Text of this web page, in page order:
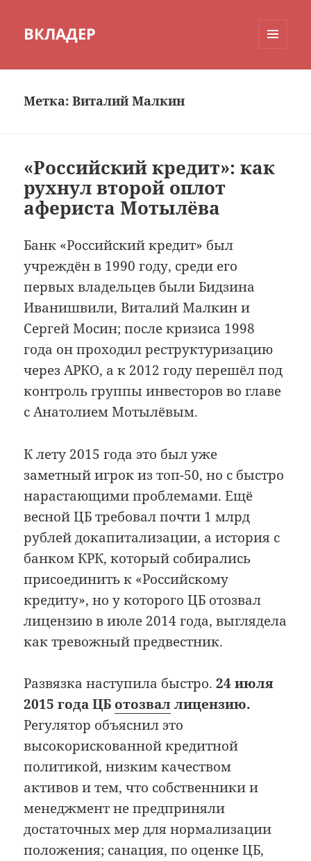
ВКЛАДЕР
Метка:Виталий Малкин
«Российский кредит»: как
рухнул второй оплот
афериста Мотылёва
Банк «Российский кредит» был
учреждён в 1990 году, среди его
первых владельцев были Бидзина
Иванишвили, Виталий Малкин и
Сергей Мосин; после кризиса 1998
года он проходил реструктуризацию
через АРКО, а к 2012 году перешёл под
контроль группы инвесторов во главе
с Анатолием Мотылёвым.
К лету 2015 года это был уже
заметный игрок из топ-50, но с быстро
нарастающими проблемами. Ещё
весной ЦБ требовал почти 1 млрд
рублей докапитализации, а история с
банком КРК, который собирались
присоединить к «Российскому
кредиту», но у которого ЦБ отозвал
лицензию в июле 2014 года, выглядела
как тревожный предвестник.
Развязка наступила быстро.24 июля
2015 года ЦБ отозваллицензию.
Регулятор объяснил это
высокорискованной кредитной
политикой, низким качеством
активов и тем, что собственники и
менеджмент не предприняли
достаточных мер для нормализации
положения; санация, по оценке ЦБ,